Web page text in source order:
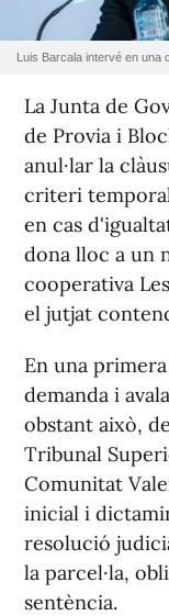
Luis Barcala intervé en una
La Junta de
de Provia i
anul·lar la
criteri
en cas
dona lloc a un
cooperativa
el jutjat
En una
demanda i
obstant això,
Tribunal
Comunitat
inicial i
resolució
la parcel·la,
sentència.